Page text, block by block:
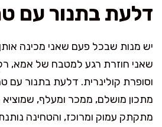
דלעת בתנור עם
יש מנות שבכל פעם שאני מכינה
שאני חוזרת רגע למטבח של אמא,
וסופרת קולינרית. דלעת בתנור עם
מתכון מושלם, ממכר ומעלף,
מתקתק עמוק ומרוכז, והטחינה